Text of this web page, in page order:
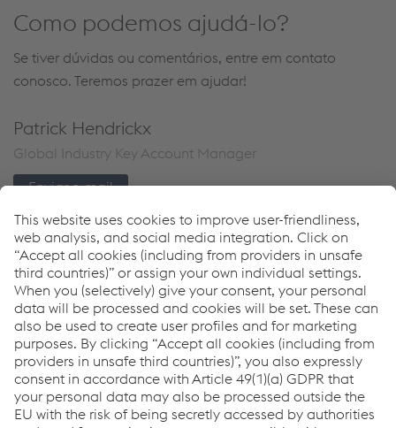
Como podemos ajudá-lo?
Se tiver dúvidas ou comentários, entre em contato
conosco. Teremos prazer em ajudar!
Patrick Hendrickx
Global Industry Key Account Manager
Enviar e-mail
Links
Full Welding Solutions
weldTECH Application Services
Welding Software Solutions
Referências
News